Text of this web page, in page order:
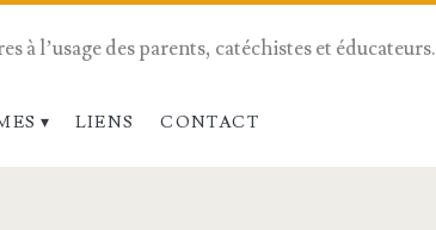
à l’usage des parents, catéchistes et éducateurs.
LIENS CONTACT